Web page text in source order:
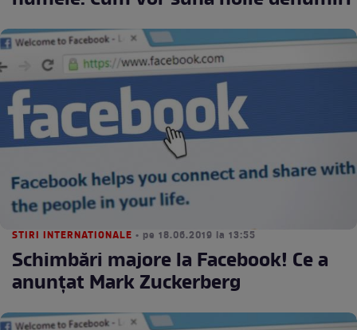
STIRI INTERNATIONALE • pe 18.06.2019 la 13:55
Schimbări majore la Facebook! Ce a
anunțat Mark Zuckerberg